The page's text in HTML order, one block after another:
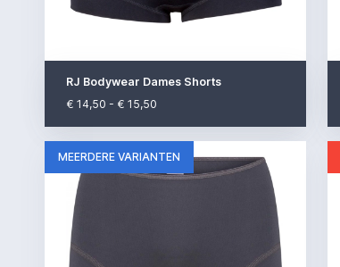
RJ Bodywear Dames Shorts
€ 14,50 - € 15,50
MEERDERE VARIANTEN